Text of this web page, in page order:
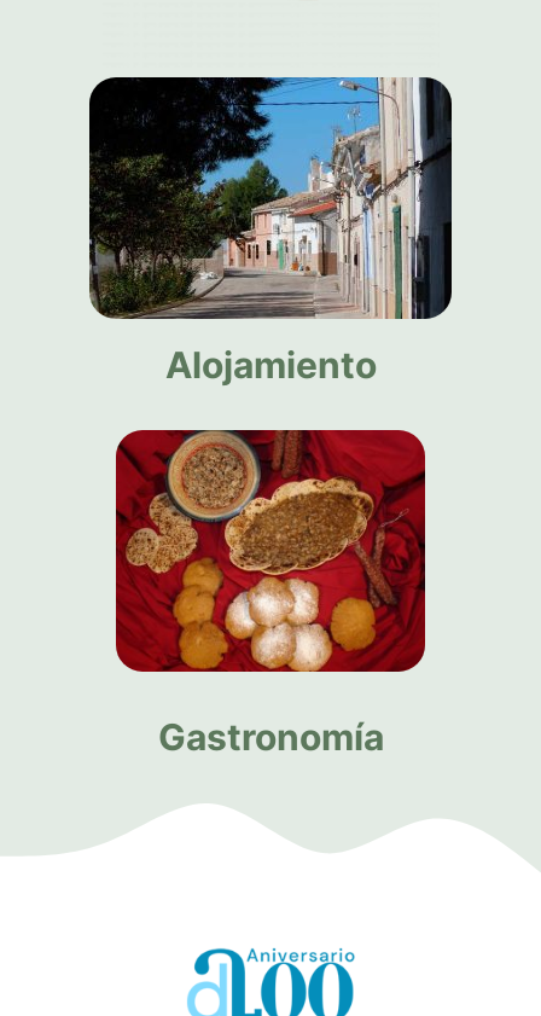
Alojamiento
Gastronomía